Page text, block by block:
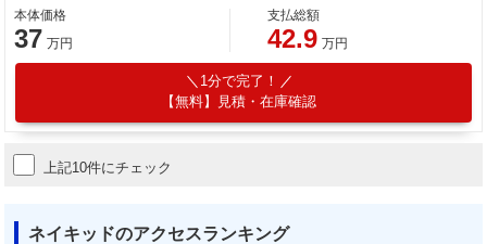
本体価格
37 万円
支払総額
42.9 万円
1分で完了！
【無料】見積・在庫確認
上記10件にチェック
ネイキッドのアクセスランキング